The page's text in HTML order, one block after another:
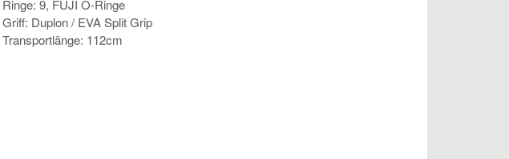
Ringe: 9, FUJI O-Ringe
Griff: Duplon / EVA Split Grip
Transportlänge: 112cm